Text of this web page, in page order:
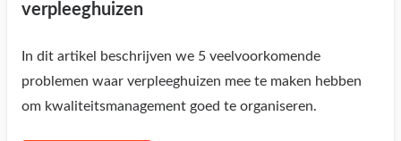
verpleeghuizen
In dit artikel beschrijven we 5 veelvoorkomende
problemen waar verpleeghuizen mee te maken hebben
om kwaliteitsmanagement goed te organiseren.